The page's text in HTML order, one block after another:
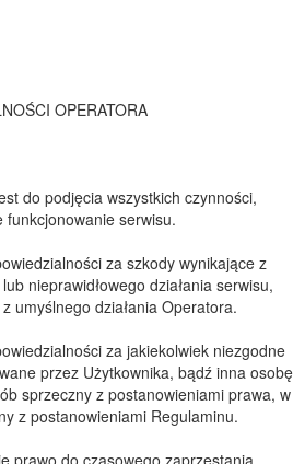
OPERATORA
do podjęcia wszystkich czynności,
funkcjonowanie serwisu.
za szkody wynikające z
nieprawidłowego działania serwisu,
umyślnego działania Operatora.
za jakiekolwiek niezgodne
przez Użytkownika, bądź inna osobę
sprzeczny z postanowieniami prawa, w
z postanowieniami Regulaminu.
prawo do czasowego zaprzestania